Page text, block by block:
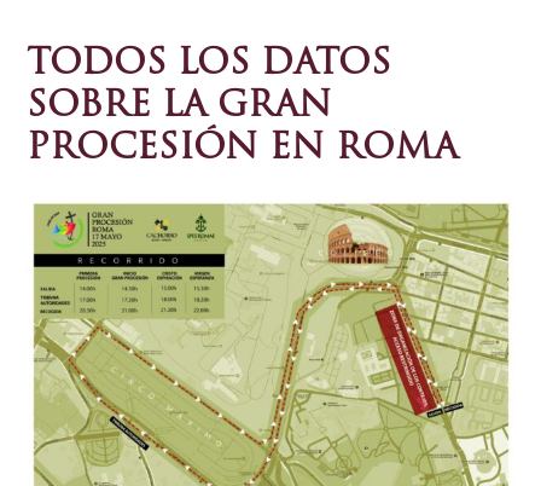
TODOS LOS DATOS
SOBRE LA GRAN
PROCESIÓN EN ROMA